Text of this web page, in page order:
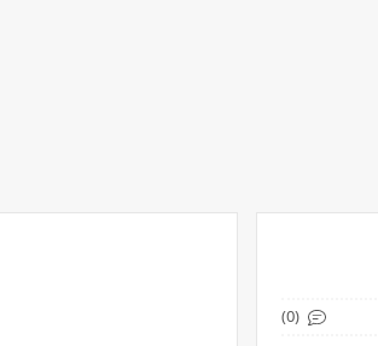
(0)